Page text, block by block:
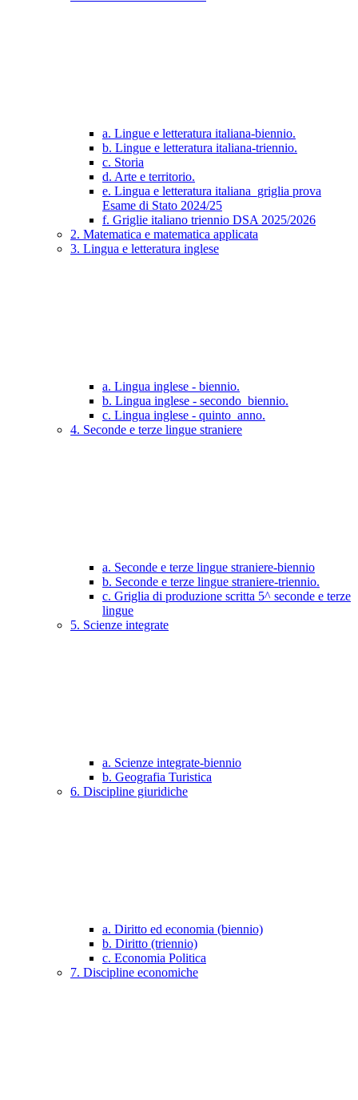
a. Lingue e letteratura italiana-biennio.
b. Lingue e letteratura italiana-triennio.
c. Storia
d. Arte e territorio.
e. Lingua e letteratura italiana_griglia prova
Esame di Stato 2024/25
f. Griglie italiano triennio DSA 2025/2026
2. Matematica e matematica applicata
3. Lingua e letteratura inglese
a. Lingua inglese - biennio.
b. Lingua inglese - secondo_biennio.
c. Lingua inglese - quinto_anno.
4. Seconde e terze lingue straniere
a. Seconde e terze lingue straniere-biennio
b. Seconde e terze lingue straniere-triennio.
c. Griglia di produzione scritta 5^ seconde e terze
lingue
5. Scienze integrate
a. Scienze integrate-biennio
b. Geografia Turistica
6. Discipline giuridiche
a. Diritto ed economia (biennio)
b. Diritto (triennio)
c. Economia Politica
7. Discipline economiche